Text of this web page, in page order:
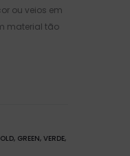
ou veios em
material tão
GREEN VERDE